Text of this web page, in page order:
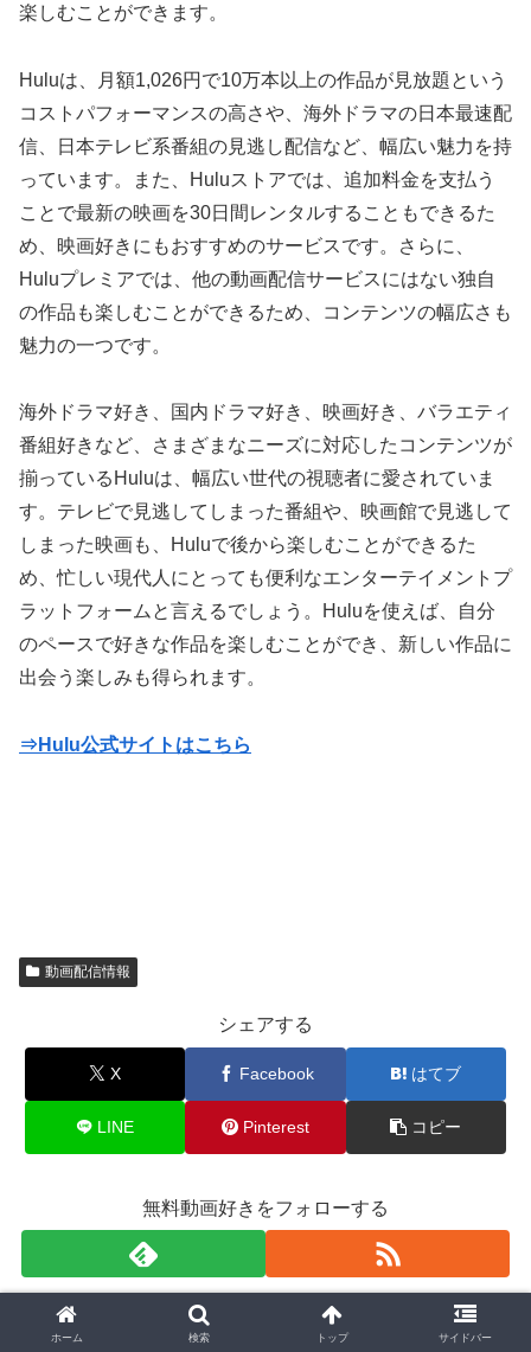
楽しむことができます。
Huluは、月額1,026円で10万本以上の作品が見放題という
コストパフォーマンスの高さや、海外ドラマの日本最速配
信、日本テレビ系番組の見逃し配信など、幅広い魅力を持
っています。また、Huluストアでは、追加料金を支払う
ことで最新の映画を30日間レンタルすることもできるた
め、映画好きにもおすすめのサービスです。さらに、
Huluプレミアでは、他の動画配信サービスにはない独自
の作品も楽しむことができるため、コンテンツの幅広さも
魅力の一つです。
海外ドラマ好き、国内ドラマ好き、映画好き、バラエティ
番組好きなど、さまざまなニーズに対応したコンテンツが
揃っているHuluは、幅広い世代の視聴者に愛されていま
す。テレビで見逃してしまった番組や、映画館で見逃して
しまった映画も、Huluで後から楽しむことができるた
め、忙しい現代人にとっても便利なエンターテイメントプ
ラットフォームと言えるでしょう。Huluを使えば、自分
のペースで好きな作品を楽しむことができ、新しい作品に
出会う楽しみも得られます。
⇒Hulu公式サイトはこちら
動画配信情報
シェアする
X Facebook はてブ
LINE Pinterest コピー
無料動画好きをフォローする
無料動画好き
ホーム 検索 トップ サイドバー